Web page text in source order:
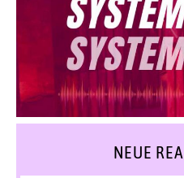
NEUE